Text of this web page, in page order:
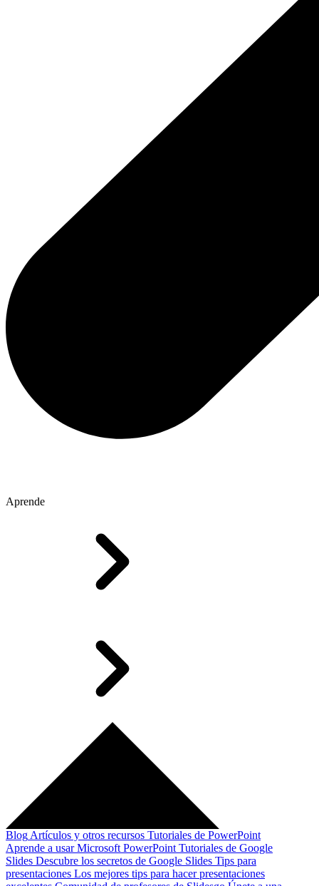
Aprende
Blog Artículos y otros recursos Tutoriales de PowerPoint
Aprende a usar Microsoft PowerPoint Tutoriales de Google
Slides Descubre los secretos de Google Slides Tips para
presentaciones Los mejores tips para hacer presentaciones